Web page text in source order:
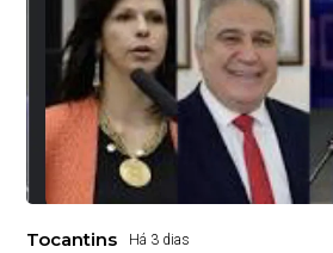
Tocantins Há 3 dias